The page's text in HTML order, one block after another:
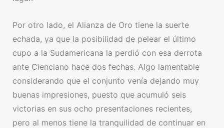
Por otro lado, el Alianza de Oro tiene la suerte
echada, ya que la posibilidad de pelear el último
cupo a la Sudamericana la perdió con esa derrota
ante Cienciano hace dos fechas. Algo lamentable
considerando que el conjunto venía dejando muy
buenas impresiones, puesto que acumuló seis
victorias en sus ocho presentaciones recientes,
pero al menos tiene la tranquilidad de continuar en